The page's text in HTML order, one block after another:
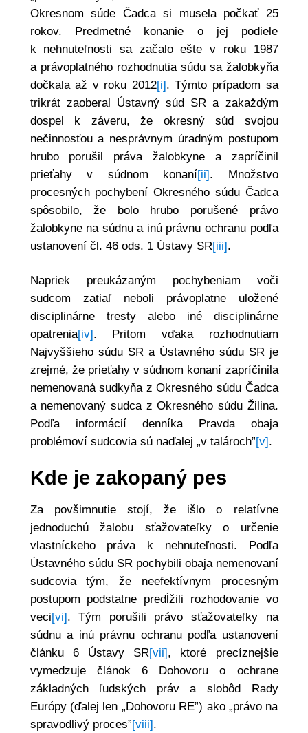
Okresnom súde Čadca si musela počkať 25
rokov. Predmetné konanie o jej podiele
k nehnuteľnosti sa začalo ešte v roku 1987
a právoplatného rozhodnutia súdu sa žalobkyňa
dočkala až v roku 2012[i]. Týmto prípadom sa
trikrát zaoberal Ústavný súd SR a zakaždým
dospel k záveru, že okresný súd svojou
nečinnosťou a nesprávnym úradným postupom
hrubo porušil práva žalobkyne a zapríčinil
prieťahy v súdnom konaní[ii]. Množstvo
procesných pochybení Okresného súdu Čadca
spôsobilo, že bolo hrubo porušené právo
žalobkyne na súdnu a inú právnu ochranu podľa
ustanovení čl. 46 ods. 1 Ústavy SR[iii].
Napriek preukázaným pochybeniam voči
sudcom zatiaľ neboli právoplatne uložené
disciplinárne tresty alebo iné disciplinárne
opatrenia[iv]. Pritom vďaka rozhodnutiam
Najvyššieho súdu SR a Ústavného súdu SR je
zrejmé, že prieťahy v súdnom konaní zapríčinila
nemenovaná sudkyňa z Okresného súdu Čadca
a nemenovaný sudca z Okresného súdu Žilina.
Podľa informácií denníka Pravda obaja
problémoví sudcovia sú naďalej „v talároch”[v].
Kde je zakopaný pes
Za povšimnutie stojí, že išlo o relatívne
jednoduchú žalobu sťažovateľky o určenie
vlastníckeho práva k nehnuteľnosti. Podľa
Ústavného súdu SR pochybili obaja nemenovaní
sudcovia tým, že neefektívnym procesným
postupom podstatne predĺžili rozhodovanie vo
veci[vi]. Tým porušili právo sťažovateľky na
súdnu a inú právnu ochranu podľa ustanovení
článku 6 Ústavy SR[vii], ktoré precíznejšie
vymedzuje článok 6 Dohovoru o ochrane
základných ľudských práv a slobôd Rady
Európy (ďalej len „Dohovoru RE”) ako „právo na
spravodlivý proces”[viii].